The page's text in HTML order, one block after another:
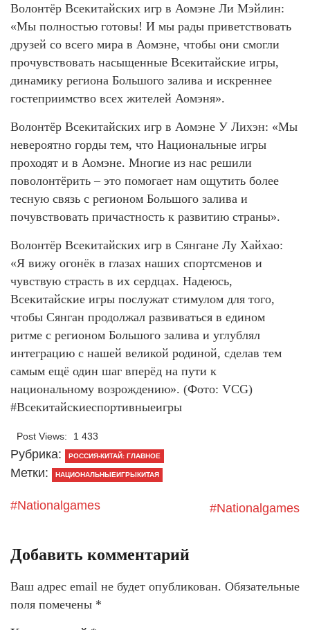
Волонтёр Всекитайских игр в Аомэне Ли Мэйлин:
«Мы полностью готовы! И мы рады приветствовать
друзей со всего мира в Аомэне, чтобы они смогли
прочувствовать насыщенные Всекитайские игры,
динамику региона Большого залива и искреннее
гостеприимство всех жителей Аомэня».
Волонтёр Всекитайских игр в Аомэне У Лихэн: «Мы
невероятно горды тем, что Национальные игры
проходят и в Аомэне. Многие из нас решили
поволонтёрить – это помогает нам ощутить более
тесную связь с регионом Большого залива и
почувствовать причастность к развитию страны».
Волонтёр Всекитайских игр в Сянгане Лу Хайхао:
«Я вижу огонёк в глазах наших спортсменов и
чувствую страсть в их сердцах. Надеюсь,
Всекитайские игры послужат стимулом для того,
чтобы Сянган продолжал развиваться в едином
ритме с регионом Большого залива и углублял
интеграцию с нашей великой родиной, сделав тем
самым ещё один шаг вперёд на пути к
национальному возрождению». (Фото: VCG)
#Всекитайскиеспортивныеигры
Post Views: 1 433
Рубрика: РОССИЯ-КИТАЙ: ГЛАВНОЕ
Метки: НАЦИОНАЛЬНЫЕИГРЫКИТАЯ
#Nationalgames #Nationalgames
Добавить комментарий
Ваш адрес email не будет опубликован. Обязательные
поля помечены *